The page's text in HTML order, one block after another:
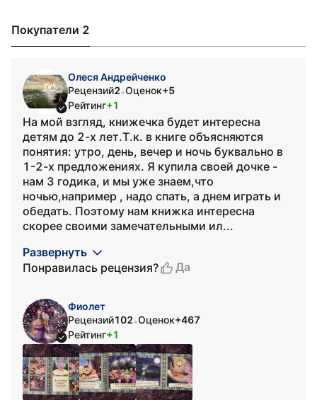
Покупатели 2
Олеся Андрейченко
Рецензий2•Оценок+5
Рейтинг+1
На мой взгляд, книжечка будет интересна
детям до 2-х лет.Т.к. в книге объясняются
понятия: утро, день, вечер и ночь буквально в
1-2-х предложениях. Я купила своей дочке -
нам 3 годика, и мы уже знаем,что
ночью,например , надо спать, а днем играть и
обедать. Поэтому нам книжка интересна
скорее своими замечательными ил...
Развернуть
Понравилась рецензия?
Да
Фиолет
Рецензий102•Оценок+467
Рейтинг+1